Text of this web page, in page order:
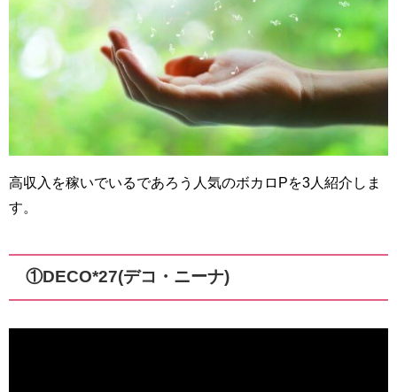
高収入を稼いでいるであろう人気のボカロPを3人紹介しま
す。
①DECO*27(デコ・ニーナ)